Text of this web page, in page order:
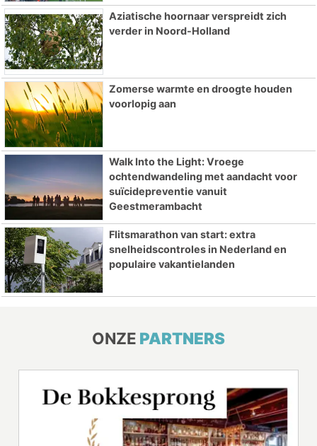
Aziatische hoornaar verspreidt zich
verder in Noord-Holland
Zomerse warmte en droogte houden
voorlopig aan
Walk Into the Light: Vroege
ochtendwandeling met aandacht voor
suïcidepreventie vanuit
Geestmerambacht
Flitsmarathon van start: extra
snelheidscontroles in Nederland en
populaire vakantielanden
ONZE PARTNERS